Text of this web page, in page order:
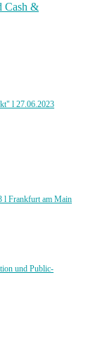
Cash &
l 27.06.2023
l Frankfurt am Main
und Public-